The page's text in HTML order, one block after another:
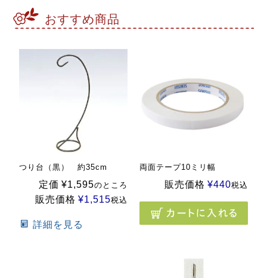
おすすめ商品
つり台（黒） 約35cm
定価 ¥1,595のところ
販売価格 ¥1,515税込
詳細を見る
両面テープ10ミリ幅
販売価格 ¥440税込